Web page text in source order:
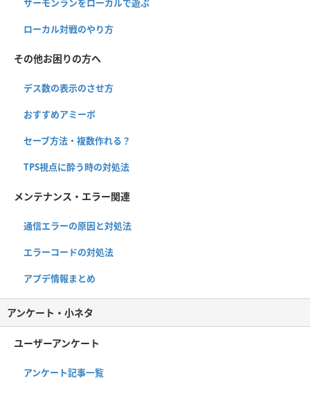
サーモンランをローカルで遊ぶ
ローカル対戦のやり方
その他お困りの方へ
デス数の表示のさせ方
おすすめアミーボ
セーブ方法・複数作れる？
TPS視点に酔う時の対処法
メンテナンス・エラー関連
通信エラーの原因と対処法
エラーコードの対処法
アプデ情報まとめ
アンケート・小ネタ
ユーザーアンケート
アンケート記事一覧